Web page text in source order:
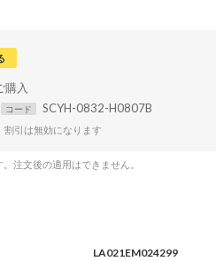
コード SCYH-0832-H0807B
引は無効になります
注文後の適用はできません。
LA021EM024299